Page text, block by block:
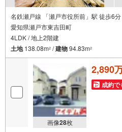
名鉄瀬戸線 「瀬戸市役所前」駅 徒歩6分
愛知県瀬戸市東吉田町
4LDK / 地上2階建
土地138.08m2 /建物94.83m2
画像28枚
2,890
成約で